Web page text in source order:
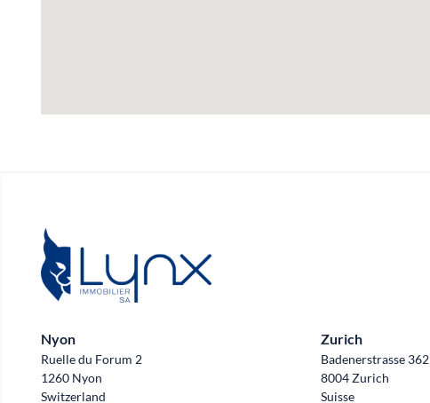
Nyon
Ruelle du Forum 2
1260 Nyon
Switzerland
Zurich
Badenerstrasse 362
8004 Zurich
Suisse